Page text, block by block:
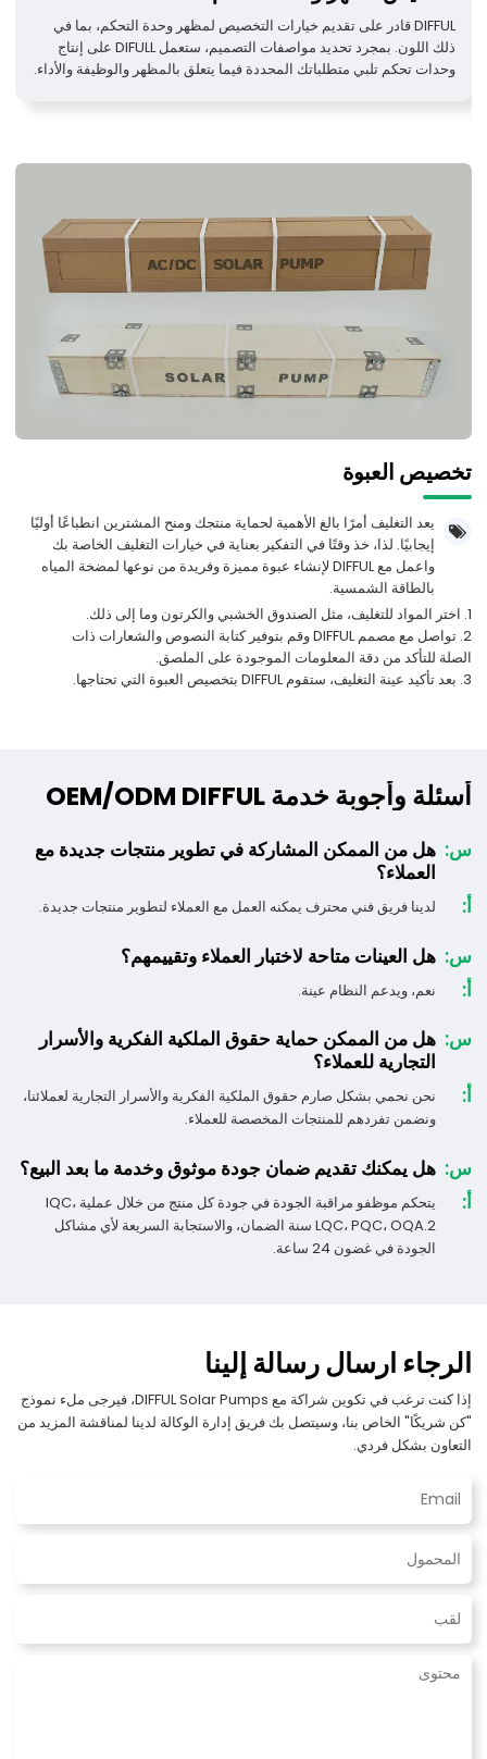
DIFFUL قادر على تقديم خيارات التخصيص لمظهر وحدة التحكم، بما في
ذلك اللون. بمجرد تحديد مواصفات التصميم، ستعمل DIFULL على إنتاج
وحدات تحكم تلبي متطلباتك المحددة فيما يتعلق بالمظهر والوظيفة والأداء.
تخصيص العبوة
يعد التغليف أمرًا بالغ الأهمية لحماية منتجك ومنح المشترين انطباعًا أوليًا
إيجابيًا. لذا، خذ وقتًا في التفكير بعناية في خيارات التغليف الخاصة بك
واعمل مع DIFFUL لإنشاء عبوة مميزة وفريدة من نوعها لمضخة المياه
بالطاقة الشمسية.
1. اختر المواد للتغليف، مثل الصندوق الخشبي والكرتون وما إلى ذلك.
2. تواصل مع مصمم DIFFUL وقم بتوفير كتابة النصوص والشعارات ذات
الصلة للتأكد من دقة المعلومات الموجودة على الملصق.
3. بعد تأكيد عينة التغليف، ستقوم DIFFUL بتخصيص العبوة التي تحتاجها.
أسئلة وأجوبة خدمة OEM/ODM DIFFUL
س: هل من الممكن المشاركة في تطوير منتجات جديدة مع
العملاء؟
أ:
لدينا فريق فني محترف يمكنه العمل مع العملاء لتطوير منتجات جديدة.
س: هل العينات متاحة لاختبار العملاء وتقييمهم؟
أ:
نعم، ويدعم النظام عينة.
س: هل من الممكن حماية حقوق الملكية الفكرية والأسرار
التجارية للعملاء؟
أ:
نحن نحمي بشكل صارم حقوق الملكية الفكرية والأسرار التجارية لعملائنا،
ونضمن تفردهم للمنتجات المخصصة للعملاء.
س: هل يمكنك تقديم ضمان جودة موثوق وخدمة ما بعد البيع؟
أ:
يتحكم موظفو مراقبة الجودة في جودة كل منتج من خلال عملية IQC،
LQC، PQC، OQA.2 سنة الضمان، والاستجابة السريعة لأي مشاكل
الجودة في غضون 24 ساعة.
الرجاء ارسال رسالة إلينا
إذا كنت ترغب في تكوين شراكة مع DIFFUL Solar Pumps، فيرجى ملء نموذج
"كن شريكًا" الخاص بنا، وسيتصل بك فريق إدارة الوكالة لدينا لمناقشة المزيد من
التعاون بشكل فردي.